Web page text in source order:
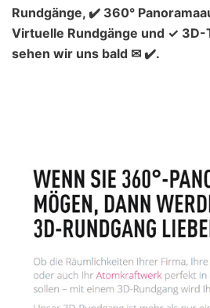
Rundgänge, ✔️ 360°
Virtuelle Rundgänge und ✓
sehen wir uns bald ✉ ✔️.